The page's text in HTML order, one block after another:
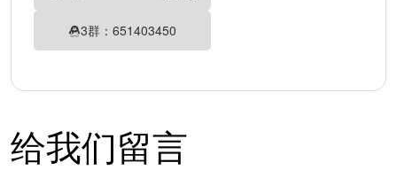
3群：651403450
给我们留言